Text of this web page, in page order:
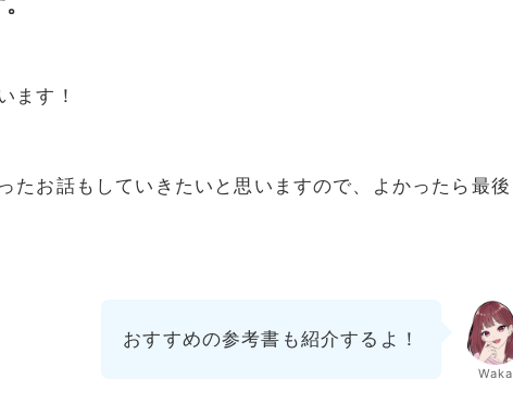
ます！
たお話もしていきたいと思いますので、よかったら最後
おすすめの参考書も紹介するよ！
Waka